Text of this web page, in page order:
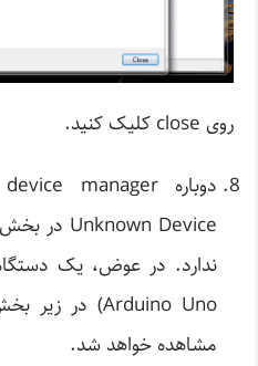
روی close کلیک کنید.
ندارد. در عوض، یک دستگاه
مشاهده خواهد شد.